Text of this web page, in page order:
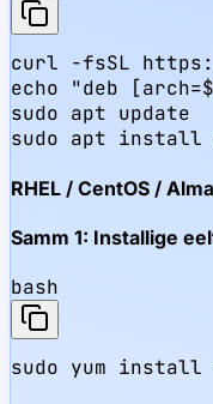
curl -fsSL
echo "deb
sudo apt update
sudo apt install
RHEL / CentOS /
Samm 1: Installige
bash
sudo yum